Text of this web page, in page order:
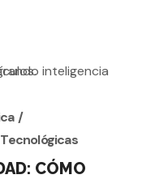
CÓMO